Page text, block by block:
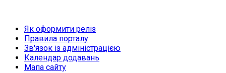
Як оформити реліз
Правила порталу
Зв'язок із адміністрацією
Календар додавань
Мапа сайту